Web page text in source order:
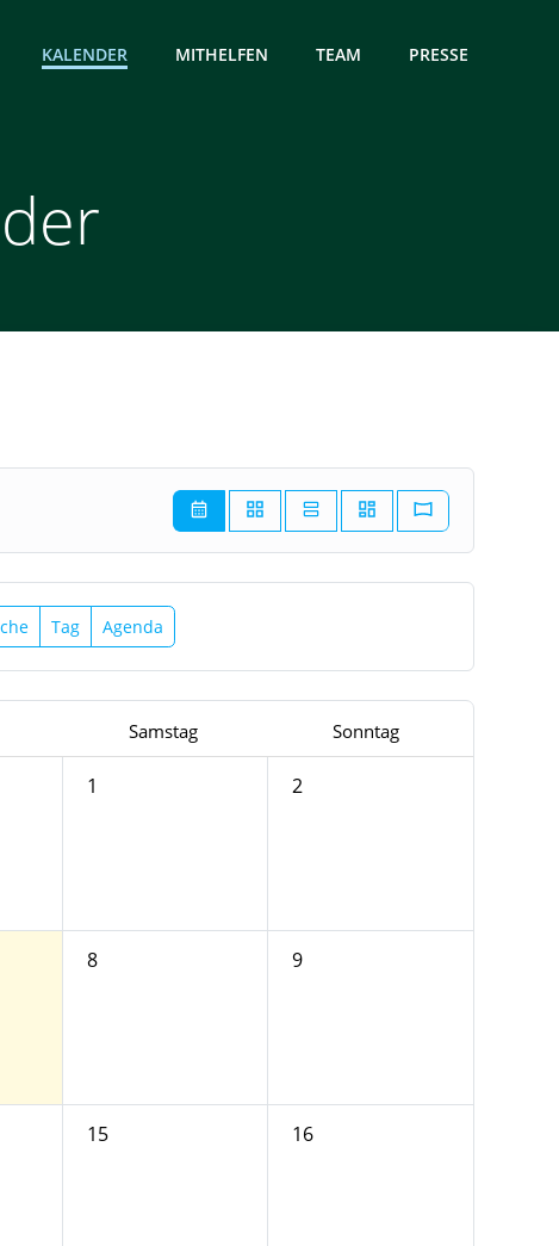
KALENDER MITHELFEN TEAM PRESSE
Tag Agenda
Samstag Sonntag
1 2
8 9
15 16